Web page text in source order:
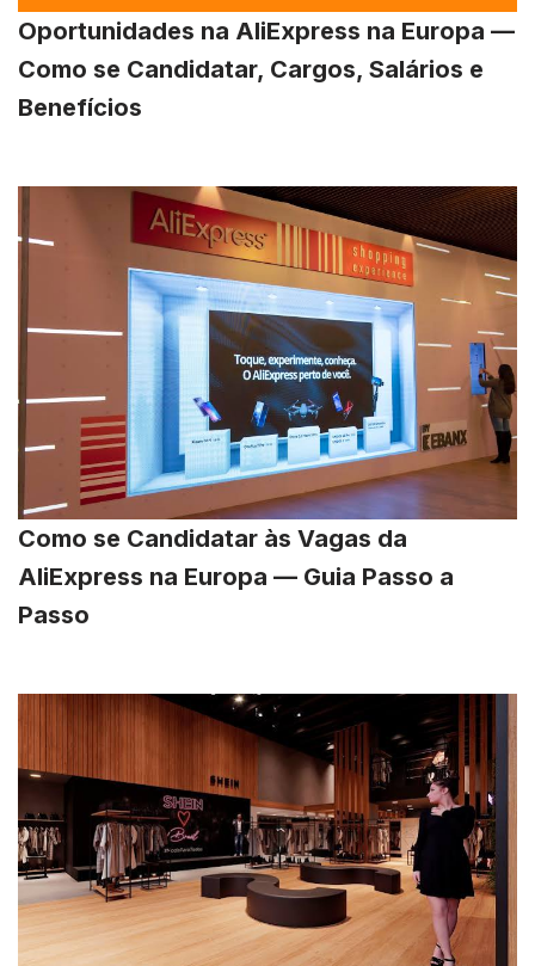
Oportunidades na AliExpress na Europa —
Como se Candidatar, Cargos, Salários e
Benefícios
Como se Candidatar às Vagas da
AliExpress na Europa — Guia Passo a
Passo